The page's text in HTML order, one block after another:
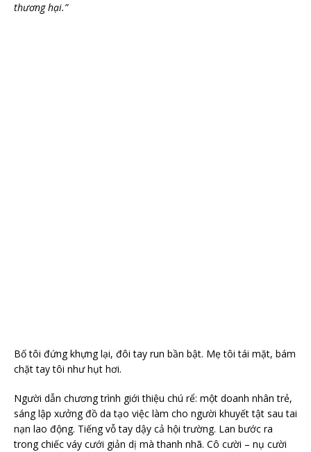
thương hại.”
Bố tôi đứng khựng lại, đôi tay run bần bật. Mẹ tôi tái mặt, bám
chặt tay tôi như hụt hơi.
Người dẫn chương trình giới thiệu chú rể: một doanh nhân trẻ,
sáng lập xưởng đồ da tạo việc làm cho người khuyết tật sau tai
nạn lao động. Tiếng vỗ tay dậy cả hội trường. Lan bước ra
trong chiếc váy cưới giản dị mà thanh nhã. Cô cười – nụ cười